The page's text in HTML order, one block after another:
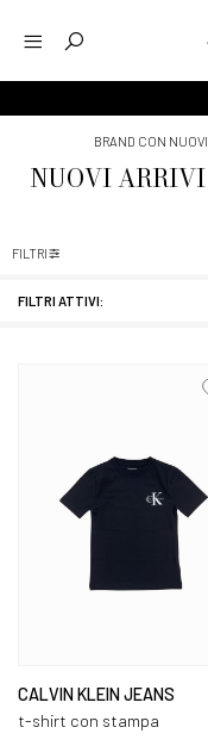
BRAND CON
NUOVI ARRIVI
FILTRI ATTIVI:
FILTRI
CALVIN KLEIN JEANS
t-shirt con stampa